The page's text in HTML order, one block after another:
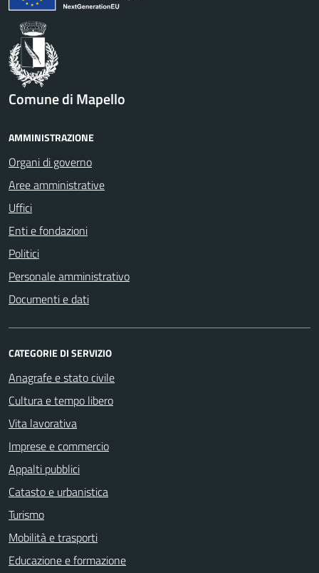
Comune di Mapello
AMMINISTRAZIONE
Organi di governo
Aree amministrative
Uffici
Enti e fondazioni
Politici
Personale amministrativo
Documenti e dati
CATEGORIE DI SERVIZIO
Anagrafe e stato civile
Cultura e tempo libero
Vita lavorativa
Imprese e commercio
Appalti pubblici
Catasto e urbanistica
Turismo
Mobilità e trasporti
Educazione e formazione